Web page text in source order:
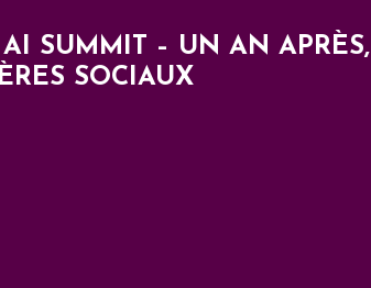
AI SUMMIT – UN AN APRÈS,
SOCIAUX